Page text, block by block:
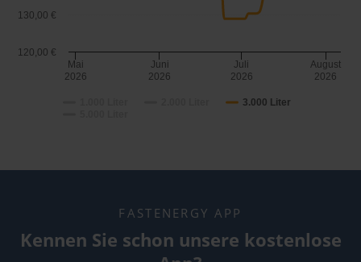
3.000 Liter
Mai
2026
Juni
2026
Juli
2026
August
2026
120,00 €
130,00 €
FASTENERGY APP
Kennen Sie schon unsere kostenlose